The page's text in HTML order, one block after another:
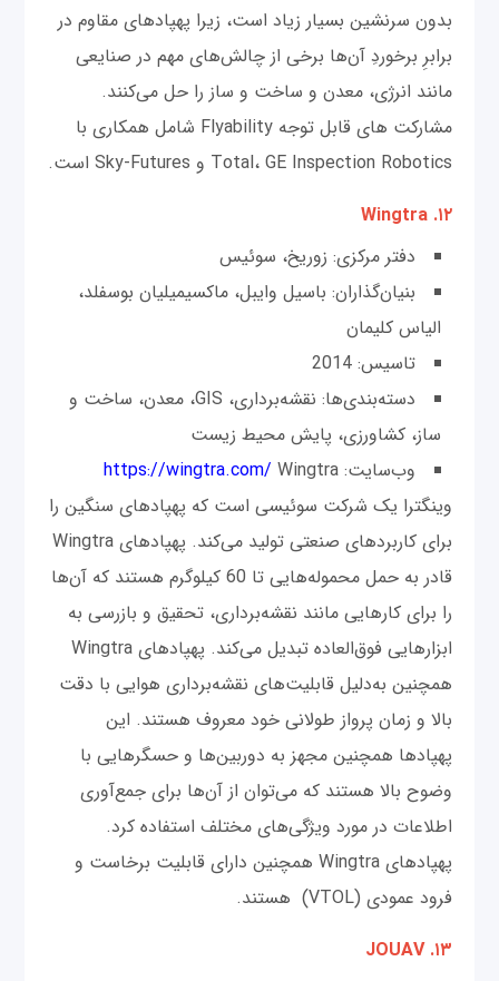
بدون سرنشین بسیار زیاد است، زیرا پهپادهای مقاوم در
برابرِ برخوردِ آن‌ها برخی از چالش‌های مهم در صنایعی
مانند انرژی، معدن و ساخت و ساز را حل می‌کنند.
مشارکت های قابل توجه Flyability شامل همکاری با
Total، GE Inspection Robotics و Sky-Futures است.
۱۲. Wingtra
دفتر مرکزی: زوریخ، سوئیس
بنیان‌گذاران: باسیل وایبل، ماکسیمیلیان بوسفلد،
الیاس کلیمان
تاسیس: 2014
دسته‌بندی‌ها: نقشه‌برداری، GIS، معدن، ساخت و
ساز، کشاورزی، پایش محیط زیست
وب‌سایت:
https://wingtra.com/ Wingtra
وینگترا یک شرکت سوئیسی است که پهپادهای سنگین را
برای کاربردهای صنعتی تولید می‌کند. پهپادهای Wingtra
قادر به حمل محموله‌هایی تا 60 کیلوگرم هستند که آن‌ها
را برای کارهایی مانند نقشه‌برداری، تحقیق و بازرسی به
ابزارهایی فوق‌العاده تبدیل می‌کند. پهپادهای Wingtra
همچنین به‌دلیل قابلیت‌های نقشه‌برداری هوایی با دقت
بالا و زمان پرواز طولانی خود معروف هستند. این
پهپادها همچنین مجهز به دوربین‌ها و حسگرهایی با
وضوح بالا هستند که می‌توان از آن‌ها برای جمع‌آوری
اطلاعات در مورد ویژگی‌های مختلف استفاده کرد.
پهپادهای Wingtra همچنین دارای قابلیت برخاست و
فرود عمودی (VTOL) هستند.
۱۳. JOUAV